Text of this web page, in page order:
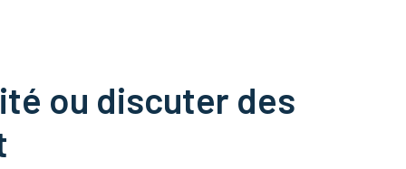
ou discuter des